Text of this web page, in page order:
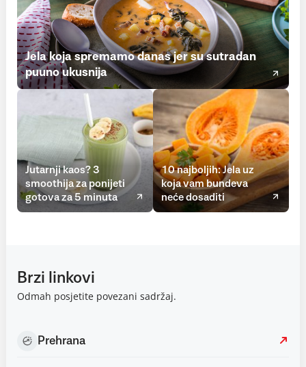
Jela koja spremamo danas jer su sutradan
puuno ukusnija
Jutarnji kaos? 3
smoothija za ponijeti
gotova za 5 minuta
10 najboljih: Jela uz
koja vam bundeva
neće dosaditi
Brzi linkovi
Odmah posjetite povezani sadržaj.
Prehrana